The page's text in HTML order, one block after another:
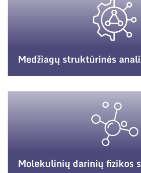
Medžiagų struktūrinės
Molekulinių darinių fizikos